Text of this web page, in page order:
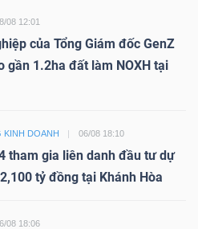
08 12:01
của Tổng Giám đốc GenZ
gần 1.2ha đất làm NOXH tại
KINH DOANH 06/08 18:10
tham gia liên danh đầu tư dự
tỷ đồng tại Khánh Hòa
08 18:06